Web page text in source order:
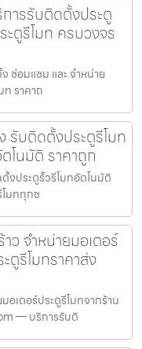
ารรับติดตั้งประตู
ตูรีโมท ครบวงจร
ซ่อมแซม และ จำหน่าย
ท ราคาถ
รับติดตั้งประตูรีโมท
โนมัติ ราคาถูก
งประตูรั้วรีโมทอัตโนมัติ
โมททุกช
ว จำหน่ายมอเตอร์
ตูรีโมทราคาส่ง
อเตอร์ประตูรีโมทจากร้าน
— บริการรับติ